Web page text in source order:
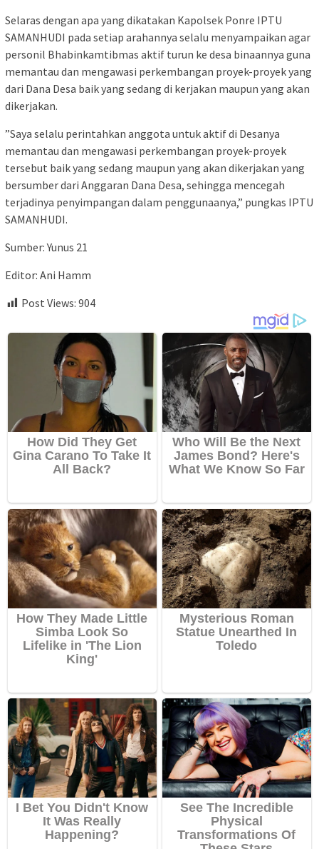
Selaras dengan apa yang dikatakan Kapolsek Ponre IPTU
SAMANHUDI pada setiap arahannya selalu menyampaikan agar
personil Bhabinkamtibmas aktif turun ke desa binaannya guna
memantau dan mengawasi perkembangan proyek-proyek yang
dari Dana Desa baik yang sedang di kerjakan maupun yang akan
dikerjakan.
”Saya selalu perintahkan anggota untuk aktif di Desanya
memantau dan mengawasi perkembangan proyek-proyek
tersebut baik yang sedang maupun yang akan dikerjakan yang
bersumber dari Anggaran Dana Desa, sehingga mencegah
terjadinya penyimpangan dalam penggunaanya,” pungkas IPTU
SAMANHUDI.
Sumber: Yunus 21
Editor: Ani Hamm
Post Views: 904